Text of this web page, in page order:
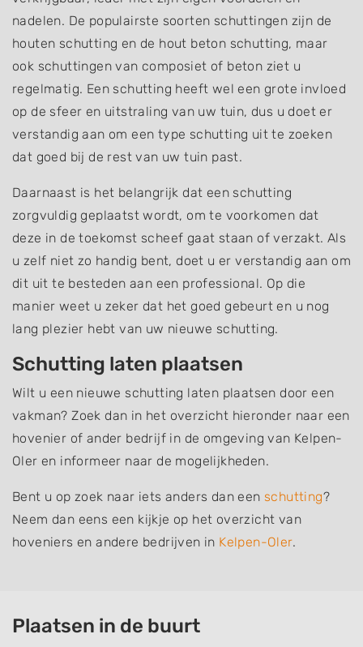
nadelen. De populairste soorten schuttingen zijn de
houten schutting en de hout beton schutting, maar
ook schuttingen van composiet of beton ziet u
regelmatig. Een schutting heeft wel een grote invloed
op de sfeer en uitstraling van uw tuin, dus u doet er
verstandig aan om een type schutting uit te zoeken
dat goed bij de rest van uw tuin past.
Daarnaast is het belangrijk dat een schutting
zorgvuldig geplaatst wordt, om te voorkomen dat
deze in de toekomst scheef gaat staan of verzakt. Als
u zelf niet zo handig bent, doet u er verstandig aan om
dit uit te besteden aan een professional. Op die
manier weet u zeker dat het goed gebeurt en u nog
lang plezier hebt van uw nieuwe schutting.
Schutting laten plaatsen
Wilt u een nieuwe schutting laten plaatsen door een
vakman? Zoek dan in het overzicht hieronder naar een
hovenier of ander bedrijf in de omgeving van Kelpen-
Oler en informeer naar de mogelijkheden.
Bent u op zoek naar iets anders dan een schutting?
Neem dan eens een kijkje op het overzicht van
hoveniers en andere bedrijven in Kelpen-Oler.
Plaatsen in de buurt